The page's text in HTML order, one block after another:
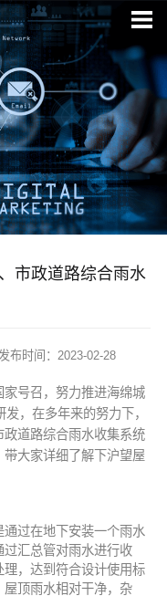
市政道路综合雨水
发布时间：2023-02-28
号召，努力推进海绵城
，在多年来的努力下，
道路综合雨水收集系统
大家详细了解下沪望屋
过在地下安装一个雨水
汇总管对雨水进行收
，达到符合设计使用标
顶雨水相对干净，杂